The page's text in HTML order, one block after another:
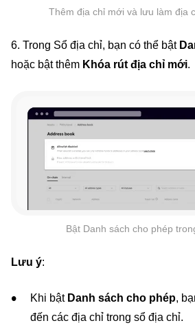
Thêm địa chỉ mới và lưu làm địa
6. Trong Sổ địa chỉ, bạn có thể bật
hoặc bật thêm Khóa rút địa chỉ mới.
Bật Danh sách cho phép
Lưu ý:
Khi bật Danh sách cho phép,
đến các địa chỉ trong sổ địa chỉ.